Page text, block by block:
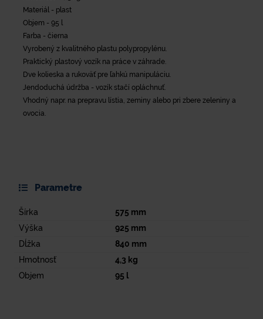
Materiál - plast
Objem - 95 l
Farba - čierna
Vyrobený z kvalitného plastu polypropylénu.
Praktický plastový vozík na práce v záhrade.
Dve kolieska a rukoväť pre ľahkú manipuláciu.
Jendoduchá údržba - vozík stačí opláchnuť.
Vhodný napr. na prepravu lístia, zeminy alebo pri zbere zeleniny a
ovocia.
Parametre
Šírka 575 mm
Výška
925 mm
Dĺžka
840 mm
Hmotnosť
4,3 kg
Objem
95 l